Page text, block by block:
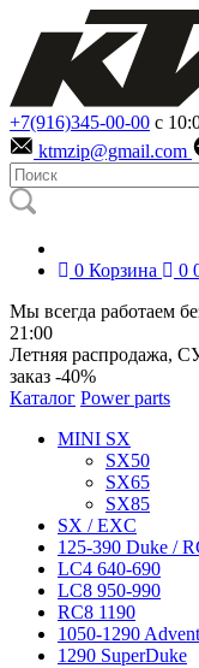
+7(916)345-00-00 с
ktmzip@gmail.com
0 Корзина 0
Мы всегда работаем
21:00
Летняя распродажа,
заказ -40%
Каталог Power parts
MINI SX
SX50
SX65
SX85
SX / EXC
125-390 Duke /
LC4 640-690
LC8 950-990
RC8 1190
1050-1290
1290 SuperDuke